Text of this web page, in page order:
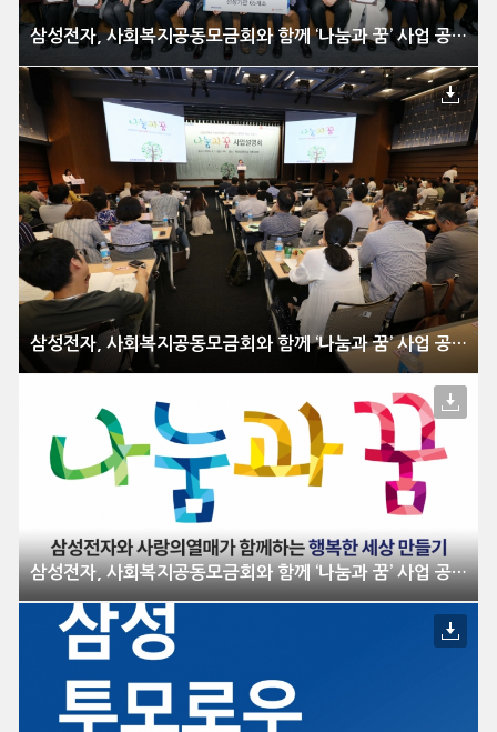
삼성전자, 사회복지공동모금회와 함께 ‘나눔과 꿈’ 사업 공모
삼성전자, 사회복지공동모금회와 함께 ‘나눔과 꿈’ 사업 공모
삼성전자, 사회복지공동모금회와 함께 ‘나눔과 꿈’ 사업 공모